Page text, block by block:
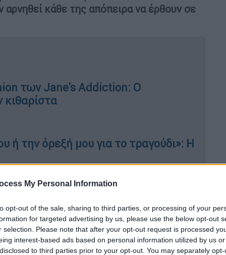
My Personal Information
opt-out of the sale, sharing to third parties, or processing of your
for targeted advertising by us, please use the below opt-out
selection. Please note that after your opt-out request is processed
interest-based ads based on personal information utilized by us
to third parties prior to your opt-out. You may separately
αρνηθεί κάθε της απόπειρα να έρθουν σε
των Jane's Addiction: Ο
την όρεξή μου για το τραγούδι»: Η
Γκάλαχερ Τόμι -παρά το γεγονός ότι
είχε μια μακροχρόνια σχέση με τη
ότι μεγάλωσε στο ίδιο προάστιο του
23 χρόνια μετά τη γέννησή της μέχρι